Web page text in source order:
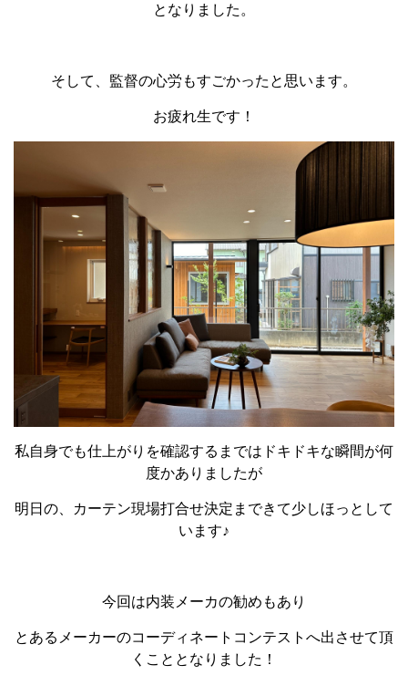
となりました。
そして、監督の心労もすごかったと思います。
お疲れ生です！
私自身でも仕上がりを確認するまではドキドキな瞬間が何
度かありましたが
明日の、カーテン現場打合せ決定まできて少しほっとして
います♪
今回は内装メーカの勧めもあり
とあるメーカーのコーディネートコンテストへ出させて頂
くこととなりました！